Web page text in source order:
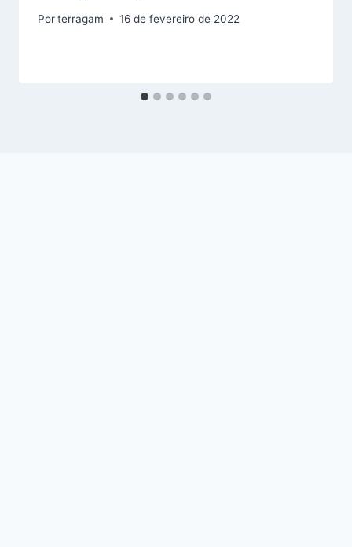
Porterragam 16 de fevereiro de 2022